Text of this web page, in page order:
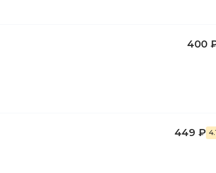
400
449 ₽